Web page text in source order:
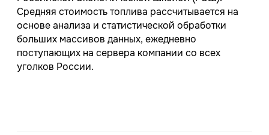
Средняя стоимость топлива рассчитывается на
основе анализа и статистической обработки
больших массивов данных, ежедневно
поступающих на сервера компании со всех
уголков России.